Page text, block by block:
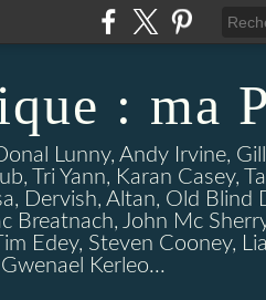
: ma
Lunny, Andy Irvine,
Tri Yann, Karan Casey,
Dervish, Altan, Old
Breatnach, John Mc
Edey, Steven Cooney,
Kerleo...